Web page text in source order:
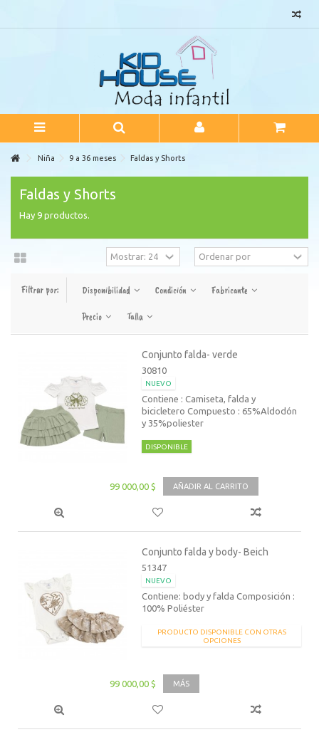
Niña 9 a 36 meses Faldas y Shorts
Faldas y Shorts
Hay 9 productos.
Filtrar por: Disponibilidad Condición Fabricante
Precio Talla
Conjunto falda- verde
30810
NUEVO
Contiene : Camiseta, falda y
bicicletero Compuesto : 65%Aldodón
y 35%poliester
DISPONIBLE
99 000,00 $ AÑADIR AL CARRITO
Conjunto falda y body- Beich
51347
NUEVO
Contiene: body y falda Composición :
100% Poliéster
PRODUCTO DISPONIBLE CON OTRAS
OPCIONES
99 000,00 $ MÁS